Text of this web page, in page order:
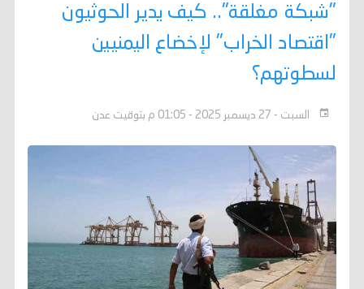
"شبكة مغلقة".. كيف يدير الحوثيون
"اقتصاد الخراب" لإخضاع اليمنيين
لسطوتهم؟
السبت - 27 ديسمبر 2025 - 01:05 م بتوقيت عدن